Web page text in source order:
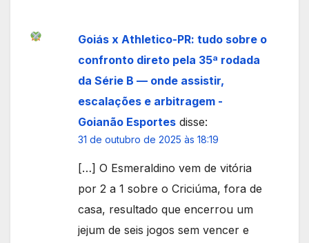
Goiás x Athletico-PR: tudo sobre o
confronto direto pela 35ª rodada
da Série B — onde assistir,
escalações e arbitragem -
Goianão Esportes disse:
31 de outubro de 2025 às 18:19
[…] O Esmeraldino vem de vitória
por 2 a 1 sobre o Criciúma, fora de
casa, resultado que encerrou um
jejum de seis jogos sem vencer e